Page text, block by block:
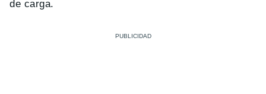
de carga.